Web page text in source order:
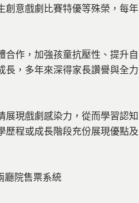
創意戲劇比賽特優等殊榮，每年
合作，加強孩童抗壓性、提升自
長，多年來深得家長讚譽與全力
展現戲劇感染力，從而學習認知
歷程或成長階段充份展現優點及
廳院售票系統